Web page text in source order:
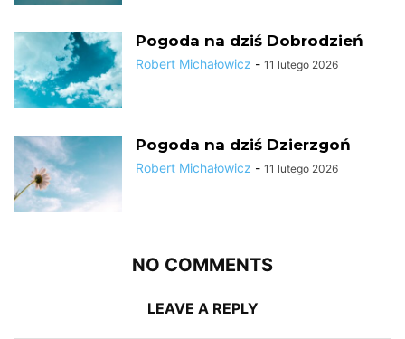
Pogoda na dziś Dobrodzień
Robert Michałowicz - 11 lutego 2026
Pogoda na dziś Dzierzgoń
Robert Michałowicz - 11 lutego 2026
NO COMMENTS
LEAVE A REPLY